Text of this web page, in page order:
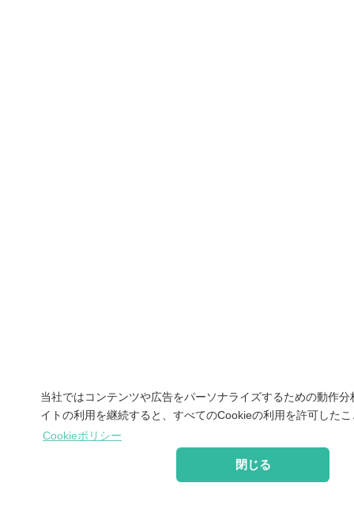
当社ではコンテンツや広告をパーソナライズするための動作
イトの利用を継続すると、すべてのCookieの利用を許可した
Cookieポリシー
閉じる